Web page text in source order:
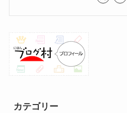
カテゴリー